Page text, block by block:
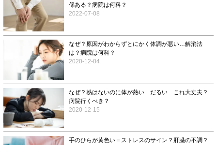
係ある？病院は何科？
2022-07-08
なぜ？原因がわからずとにかく体調が悪い…解消法
は？病院は何科？
2020-12-04
なぜ？熱はないのに体が熱い…だるい…これ大丈夫？
病院行くべき？
2020-12-15
手のひらが黄色い＝ストレスのサイン？肝臓の不調？